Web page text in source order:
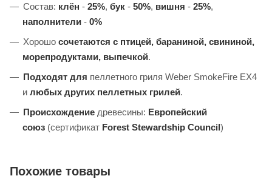
Состав: клён - 25%, бук - 50%, вишня - 25%,
наполнители - 0%
Хорошо сочетаются с птицей, бараниной, свининой,
морепродуктами, выпечкой.
Подходят для пеллетного гриля Weber SmokeFire EX4
и любых других пеллетных грилей.
Происхождение древесины: Европейский
союз (сертификат Forest Stewardship Council)
Похожие товары